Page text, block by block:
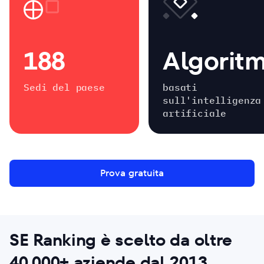
188
Sedi del paese
basati
sull'intelligenza
artificiale
Prova gratuita
SE Ranking è scelto da oltre